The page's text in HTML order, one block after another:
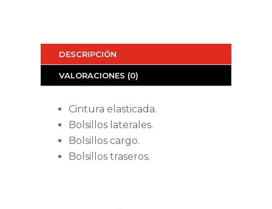
DESCRIPCIÓN
VALORACIONES (0)
Cintura elasticada.
Bolsillos laterales.
Bolsillos cargo.
Bolsillos traseros.